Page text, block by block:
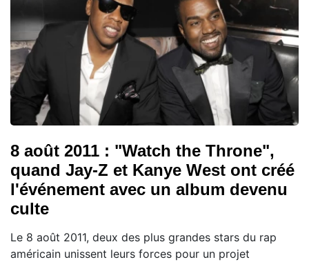
8 août 2011 : "Watch the Throne",
quand Jay-Z et Kanye West ont créé
l'événement avec un album devenu
culte
Le 8 août 2011, deux des plus grandes stars du rap
américain unissent leurs forces pour un projet